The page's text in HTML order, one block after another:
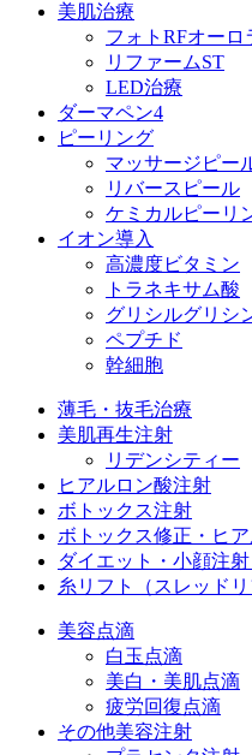
美肌治療
フォトRFオーロ
リファームST
LED治療
ダーマペン4
ピーリング
マッサージピー
リバースピール
ケミカルピーリ
イオン導入
高濃度ビタミン
トラネキサム酸
グリシルグリシ
ペプチド
幹細胞
薄毛・抜毛治療
美肌再生注射
リデンシティー
ヒアルロン酸注射
ボトックス注射
ボトックス修正・ヒ
ダイエット・小顔注射
糸リフト（スレッドリ
美容点滴
白玉点滴
美白・美肌点滴
疲労回復点滴
その他美容注射